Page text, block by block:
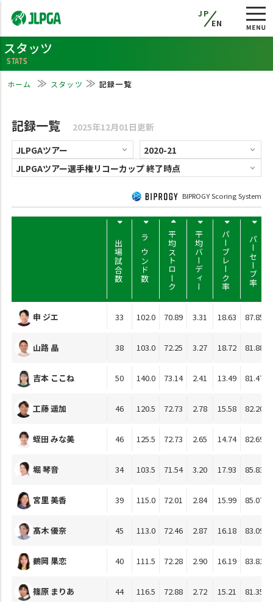
JP
EN
スタッツ
STATS
ホーム スタッツ 記録一覧
記録一覧 2025年12月01日更新
BIPROGY Scoring System
出場試合数 ラウンド数 平均ストローク 平均バーディー パーブレーク率 パーセーブ率
申 ジエ 33 102.0 70.89 3.31 18.63 87.85
山路 晶 38 103.0 72.25 3.27 18.72 81.88
吉本 ここね 50 140.0 73.14 2.41 13.49 81.47
工藤 遥加 46 120.5 72.73 2.78 15.58 82.20
蛭田 みな美 46 125.5 72.73 2.65 14.74 82.69
堀 琴音 34 103.5 71.54 3.20 17.93 85.83
宮里 美香 39 115.0 72.01 2.84 15.99 85.07
髙木 優奈 45 113.0 72.46 2.87 16.18 83.09
鶴岡 果恋 40 111.5 72.28 2.90 16.19 83.81
篠原 まりあ 44 116.5 72.88 2.72 15.21 81.35